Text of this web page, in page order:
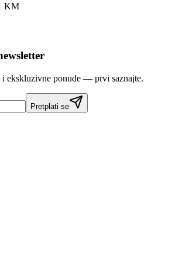
KM
ekskluzivne ponude — prvi saznajte.
Pretplati se